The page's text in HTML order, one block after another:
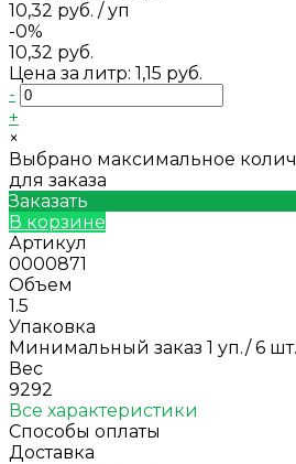
10,32 руб. / уп
-0%
10,32 руб.
Цена за литр: 1,15 руб.
-
+
×
Выбрано максимальное
для заказа
Заказать
В корзине
Артикул
0000871
Объем
1.5
Упаковка
Минимальный заказ 1 уп./ 6 шт.
Вес
9292
Все характеристики
Способы оплаты
Доставка